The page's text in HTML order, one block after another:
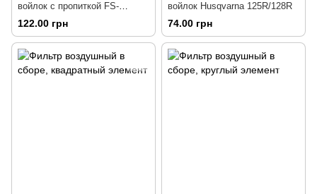
войлок с пропиткой FS-
38/45/55
122.00 грн
войлок Husqvarna 125R/128R
74.00 грн